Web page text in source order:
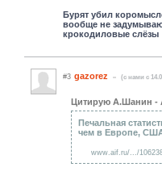
Бурят убил
вообще не
крокодиловые слёзы
#3 gazorez (c нами с
Цитирую А.Шанин -
Печальная
чем в Европе,
www.aif.ru/.../